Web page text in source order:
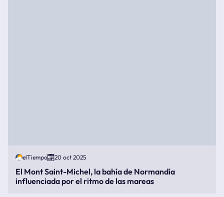
elTiempo 20 oct 2025
El Mont Saint-Michel, la bahía de Normandía
influenciada por el ritmo de las mareas